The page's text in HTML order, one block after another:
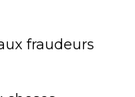
fraudeurs